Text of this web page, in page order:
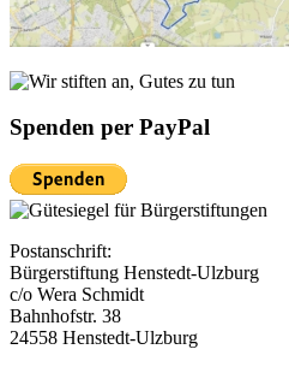
Spenden per PayPal
Postanschrift:
Bürgerstiftung Henstedt-Ulzburg
c/o Wera Schmidt
Bahnhofstr. 38
24558 Henstedt-Ulzburg